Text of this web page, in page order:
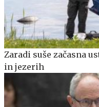
Zaradi suše začasna
in jezerih